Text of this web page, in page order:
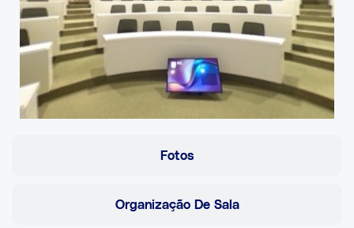
Fotos
Organização De Sala